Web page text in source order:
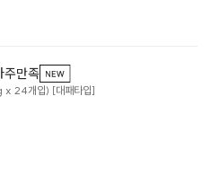
주만족
x 24개입) [대패타입]